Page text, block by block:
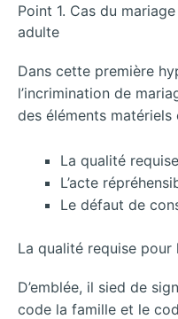
Point 1. Cas du
adulte
Dans cette première
l’incrimination de
des éléments matériels
La qualité
L’acte
Le défaut de
La qualité requise pour
D’emblée, il sied de
code la famille et le